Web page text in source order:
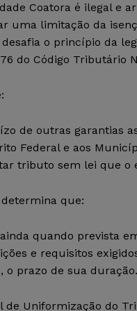
Coatora é ilegal e
uma limitação da
o princípio da
do Código Tributário
de outras garantias
Federal e aos
tributo sem lei que o
que:
ainda quando prevista
e requisitos
o prazo de sua
Uniformização do